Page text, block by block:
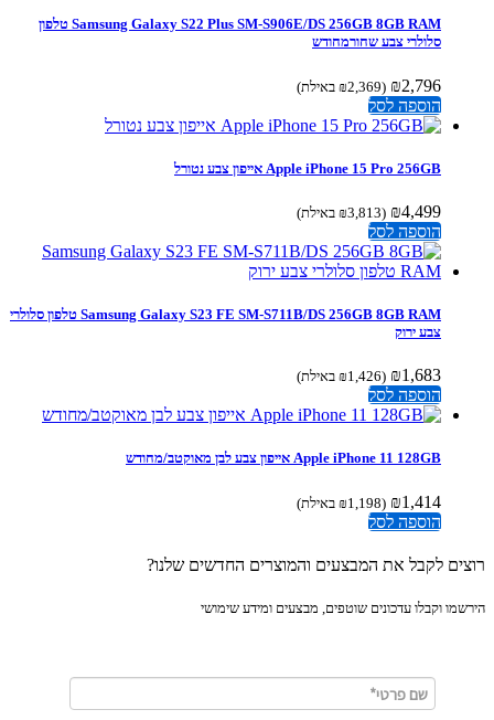
Samsung Galaxy S22 Plus SM-S906E/DS 256GB 8GB RAM טלפון
סלולרי צבע שחורמחודש
₪2,796
(
₪2,369 באילת)
הוספה לסל
Apple iPhone 15 Pro 256GB אייפון צבע נטורל
₪4,499
(
₪3,813 באילת)
הוספה לסל
Samsung Galaxy S23 FE SM-S711B/DS 256GB 8GB RAM טלפון סלולרי
צבע ירוק
₪1,683
(
₪1,426 באילת)
הוספה לסל
Apple iPhone 11 128GB אייפון צבע לבן מאוקטב/מחודש
₪1,414
(
₪1,198 באילת)
הוספה לסל
לקבל את המבצעים והמוצרים החדשים שלנו?
וקבלו עדכונים שוטפים, מבצעים ומידע שימושי